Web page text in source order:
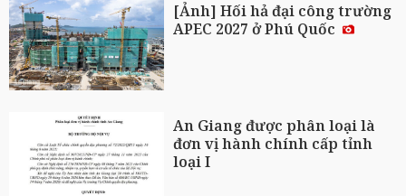
[Ảnh] Hối hả đại công trường
APEC 2027 ở Phú Quốc
An Giang được phân loại là
đơn vị hành chính cấp tỉnh
loại I